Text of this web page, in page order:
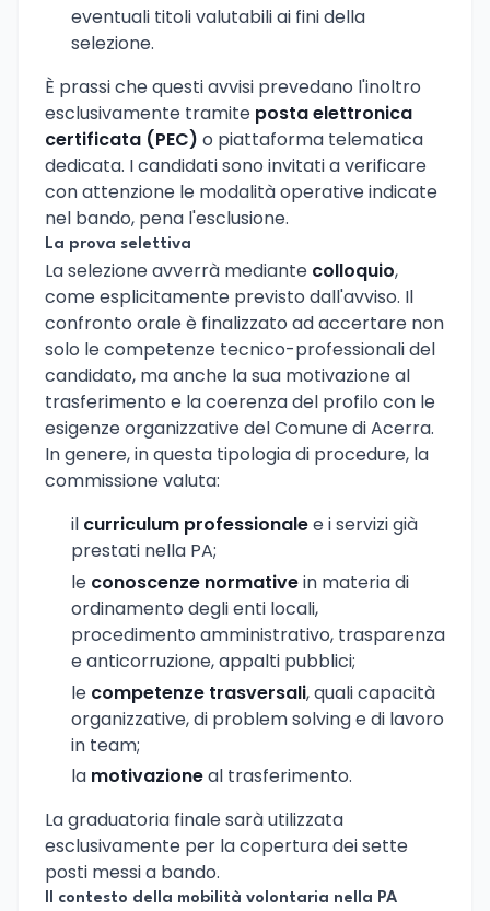
eventuali titoli valutabili ai fini della
selezione.
È prassi che questi avvisi prevedano l'inoltro
esclusivamente tramite posta elettronica
certificata (PEC) o piattaforma telematica
dedicata. I candidati sono invitati a verificare
con attenzione le modalità operative indicate
nel bando, pena l'esclusione.
La prova selettiva
La selezione avverrà mediante colloquio,
come esplicitamente previsto dall'avviso. Il
confronto orale è finalizzato ad accertare non
solo le competenze tecnico-professionali del
candidato, ma anche la sua motivazione al
trasferimento e la coerenza del profilo con le
esigenze organizzative del Comune di Acerra.
In genere, in questa tipologia di procedure, la
commissione valuta:
il curriculum professionalee i servizi già
prestati nella PA;
le conoscenze normativein materia di
ordinamento degli enti locali,
procedimento amministrativo, trasparenza
e anticorruzione, appalti pubblici;
le competenze trasversali, quali capacità
organizzative, di problem solving e di lavoro
in team;
la motivazioneal trasferimento.
La graduatoria finale sarà utilizzata
esclusivamente per la copertura dei sette
posti messi a bando.
Il contesto della mobilità volontaria nella PA